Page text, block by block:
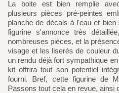
La boite est bien remplie avec une 10ènes de grappes,
plusieurs pièces pré-peintes
planche de décals à l'eau et
figurine s'annonce très
nombreuses pièces, et la
visage et les liserés de couleur
un rendu déjà fort sympathique
kit offrira tout son potentiel
fourni. Bref, cette figurine de
Passons tout cela en revue, ainsi